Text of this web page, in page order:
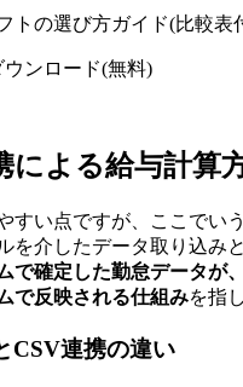
トの選び方ガイド(比較表
ウンロード(無料)
による給与計算
すい点ですが、ここでい
を介したデータ取り込み
で確定した勤怠データが
で反映される仕組みを指
CSV連携の違い